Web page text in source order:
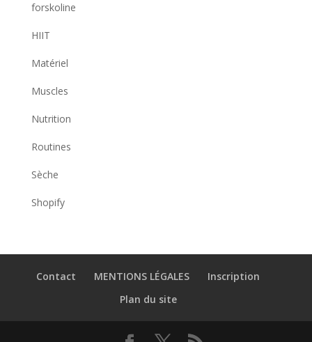
forskoline
HIIT
Matériel
Muscles
Nutrition
Routines
Sèche
Shopify
Contact MENTIONS LÉGALES
Inscription
Plan du site